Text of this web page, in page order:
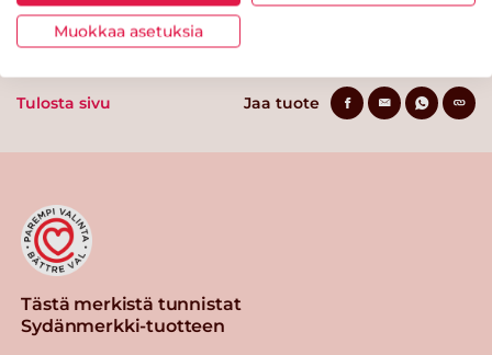
Tulosta sivu Jaa tuote
Tästä merkistä tunnistat
Sydänmerkki-tuotteen
Muokkaa asetuksia